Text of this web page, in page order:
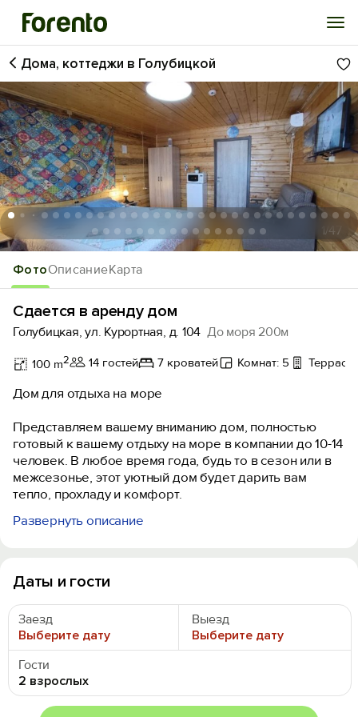
Войти
Избранное
История просмотра
Добавить свой объект
ФотоОписаниеКарта
Дома, коттеджи в Голубицкой
1/47
Сдается в аренду дом
Голубицкая, ул. Курортная, д. 104 До моря 200м
100 m2 14 гостей 7 кроватей Комнат: 5
Дом для отдыха на море
Представляем вашему вниманию дом, полностью
готовый к вашему отдыху на море в компании до 10-14
человек. В любое время года, будь то в сезон или в
межсезонье, этот уютный дом будет дарить вам
тепло, прохладу и комфорт.
В распоряжении гостей — бассейн с морской водой,
Вся территория дома находится под охраной, а до
песчаного пляжа можно дойти всего за 2 минуты.
Прямо напротив ворот расположена парковка для
автомобилей.
В шаговой доступности от дома вы найдете
разнообразные магазины, столовую с восточной
кухней, а также домашнее вино и сыр. Кроме того, в
окрестностях расположены такие развлечения, как
Развернуть описание
Даты и гости
Заезд
Выберите дату
Выезд
Выберите дату
Гости
2 взрослых